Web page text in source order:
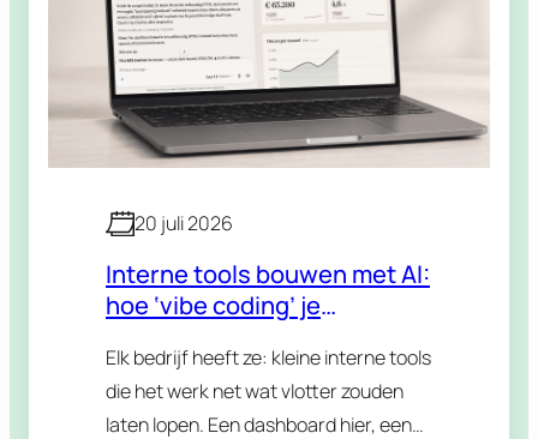
20 juli 2026
Interne tools bouwen met AI:
hoe ‘vibe coding’ je
Elk bedrijf heeft ze: kleine interne tools
die het werk net wat vlotter zouden
laten lopen. Een dashboard hier, een